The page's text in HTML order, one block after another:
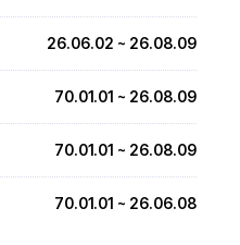
26.06.02 ~ 26.08.09
70.01.01 ~ 26.08.09
70.01.01 ~ 26.08.09
70.01.01 ~ 26.06.08